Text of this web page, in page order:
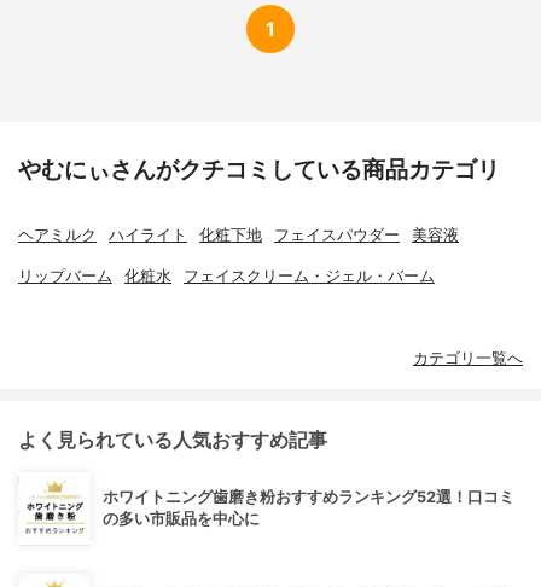
1
やむにぃさんがクチコミしている商品カテゴリ
ヘアミルク ハイライト 化粧下地 フェイスパウダー 美容液
リップバーム 化粧水 フェイスクリーム・ジェル・バーム
カテゴリ一覧へ
よく見られている人気おすすめ記事
ホワイトニング歯磨き粉おすすめランキング52選！口コミ
の多い市販品を中心に